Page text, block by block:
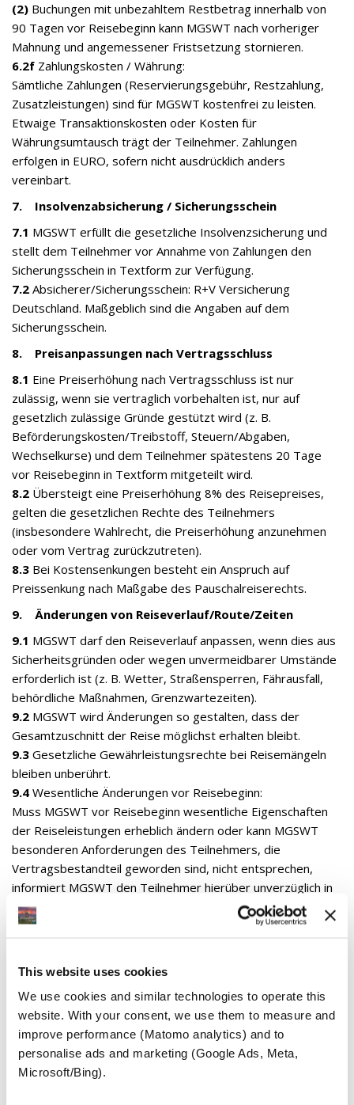
This website uses cookies
We use cookies and similar technologies to operate this
website. With your consent, we use them to measure and
improve performance (Matomo analytics) and to
personalise ads and marketing (Google Ads, Meta,
Microsoft/Bing).
(2) Buchungen mit unbezahltem Restbetrag innerhalb von
90 Tagen vor Reisebeginn kann MGSWT nach vorheriger
Mahnung und angemessener Fristsetzung stornieren.
6.2f Zahlungskosten / Währung:
Sämtliche Zahlungen (Reservierungsgebühr, Restzahlung,
Zusatzleistungen) sind für MGSWT kostenfrei zu leisten.
Etwaige Transaktionskosten oder Kosten für
Währungsumtausch trägt der Teilnehmer. Zahlungen
erfolgen in EURO, sofern nicht ausdrücklich anders
vereinbart.
7. Insolvenzabsicherung / Sicherungsschein
7.1 MGSWT erfüllt die gesetzliche Insolvenzsicherung und
stellt dem Teilnehmer vor Annahme von Zahlungen den
Sicherungsschein in Textform zur Verfügung.
7.2 Absicherer/Sicherungsschein: R+V Versicherung
Deutschland. Maßgeblich sind die Angaben auf dem
Sicherungsschein.
8. Preisanpassungen nach Vertragsschluss
8.1 Eine Preiserhöhung nach Vertragsschluss ist nur
zulässig, wenn sie vertraglich vorbehalten ist, nur auf
gesetzlich zulässige Gründe gestützt wird (z. B.
Beförderungskosten/Treibstoff, Steuern/Abgaben,
Wechselkurse) und dem Teilnehmer spätestens 20 Tage
vor Reisebeginn in Textform mitgeteilt wird.
8.2 Übersteigt eine Preiserhöhung 8% des Reisepreises,
gelten die gesetzlichen Rechte des Teilnehmers
(insbesondere Wahlrecht, die Preiserhöhung anzunehmen
oder vom Vertrag zurückzutreten).
8.3 Bei Kostensenkungen besteht ein Anspruch auf
Preissenkung nach Maßgabe des Pauschalreiserechts.
9. Änderungen von Reiseverlauf/Route/Zeiten
9.1 MGSWT darf den Reiseverlauf anpassen, wenn dies aus
Sicherheitsgründen oder wegen unvermeidbarer Umstände
erforderlich ist (z. B. Wetter, Straßensperren, Fährausfall,
behördliche Maßnahmen, Grenzwartezeiten).
9.2 MGSWT wird Änderungen so gestalten, dass der
Gesamtzuschnitt der Reise möglichst erhalten bleibt.
9.3 Gesetzliche Gewährleistungsrechte bei Reisemängeln
bleiben unberührt.
9.4 Wesentliche Änderungen vor Reisebeginn:
Muss MGSWT vor Reisebeginn wesentliche Eigenschaften
der Reiseleistungen erheblich ändern oder kann MGSWT
besonderen Anforderungen des Teilnehmers, die
Vertragsbestandteil geworden sind, nicht entsprechen,
informiert MGSWT den Teilnehmer hierüber unverzüglich in
Textform. Der Teilnehmer kann innerhalb einer von MGSWT
gesetzten angemessenen Frist die Änderung annehmen
Gesetzliche Rechte des Teilnehmers bleiben unberührt.
10. Rücktritt des Teilnehmers vor Reisebeginn
(Stornierung)
10.1Der Teilnehmer kann vor Reisebeginn jederzeit vom
Vertrag zurücktreten. Maßgeblich ist der Zugang der
Rücktrittserklärung bei MGSWT.